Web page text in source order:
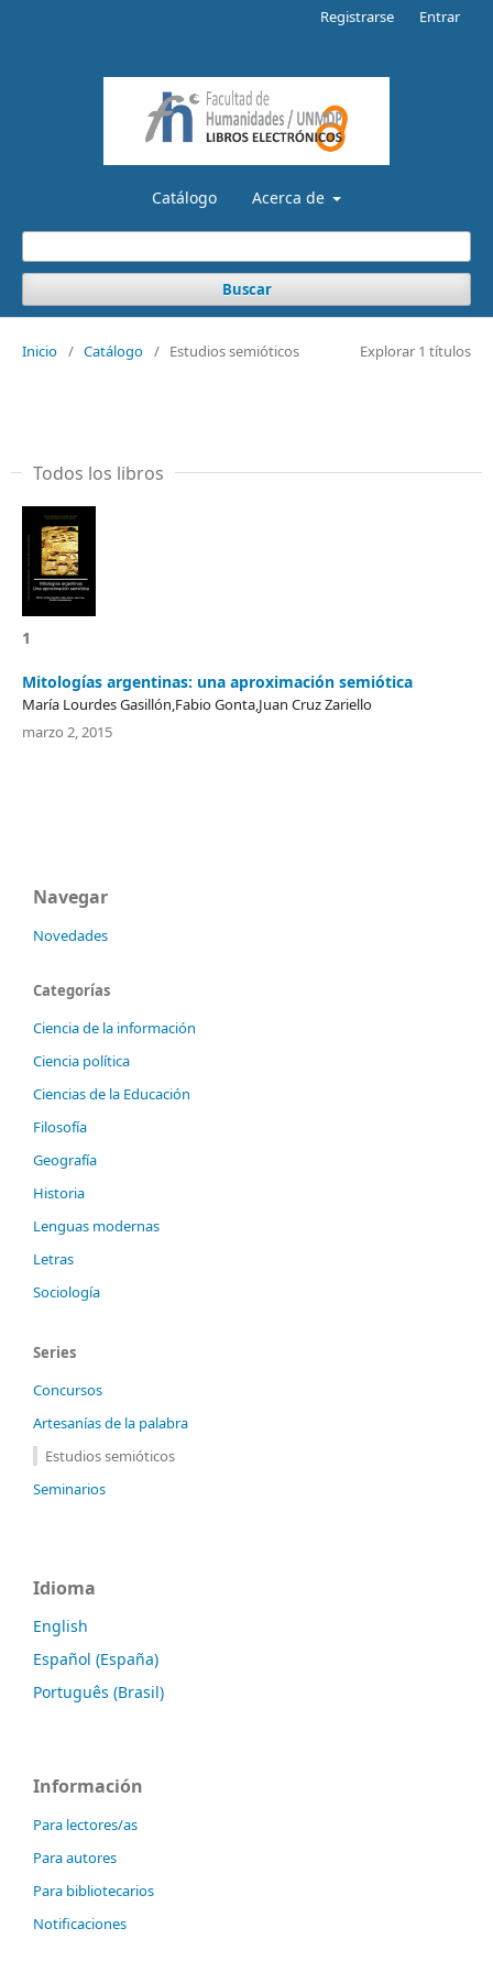
Catálogo Acerca de
Buscar
Registrarse Entrar
Inicio / Catálogo / Estudios semióticos Explorar 1 títulos
Todos los libros
1
Mitologías argentinas: una aproximación semiótica
Marí­a Lourdes Gasillón,Fabio Gonta,Juan Cruz Zariello
marzo 2, 2015
Navegar
Novedades
Categorías
Ciencia de la información
Ciencia política
Ciencias de la Educación
Filosofía
Geografía
Historia
Lenguas modernas
Letras
Sociología
Series
Concursos
Artesanías de la palabra
Estudios semióticos
Seminarios
Idioma
English
Español (España)
Português (Brasil)
Información
Para lectores/as
Para autores
Para bibliotecarios
Notificaciones